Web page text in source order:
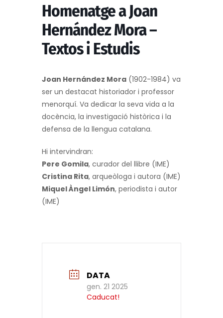
Homenatge a Joan
Hernández Mora –
Textos i Estudis
Joan Hernández Mora (1902-1984) va
ser un destacat historiador i professor
menorquí. Va dedicar la seva vida a la
docència, la investigació històrica i la
defensa de la llengua catalana.
Hi intervindran:
Pere Gomila, curador del llibre (IME)
Cristina Rita, arqueòloga i autora (IME)
Miquel Àngel Limón, periodista i autor
(IME)
DATA
gen. 21 2025
Caducat!